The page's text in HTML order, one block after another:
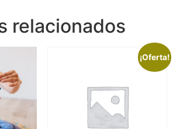
relacionados
¡Oferta!